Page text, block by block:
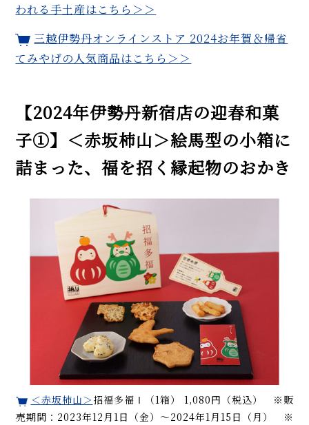
われる手土産はこちら＞＞
三越伊勢丹オンラインストア 2024お年賀＆帰省
てみやげの人気商品はこちら＞＞
【2024年伊勢丹新宿店の迎春和菓
子①】＜赤坂柿山＞絵馬型の小箱に
詰まった、福を招く縁起物のおかき
＜赤坂柿山＞ 招福多福Ⅰ（1箱） 1,080円（税込） ※販
売期間：2023年12月1日（金）〜2024年1月15日（月） ※